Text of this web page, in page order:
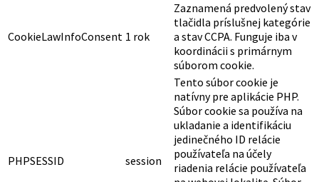
CookieLawInfoConsent 1 rok
Zaznamená predvolený stav
tlačidla príslušnej kategórie
a stav CCPA. Funguje iba v
koordinácii s primárnym
súborom cookie.
PHPSESSID session
Tento súbor cookie je
natívny pre aplikácie PHP.
Súbor cookie sa používa na
ukladanie a identifikáciu
jedinečného ID relácie
používateľa na účely
riadenia relácie používateľa